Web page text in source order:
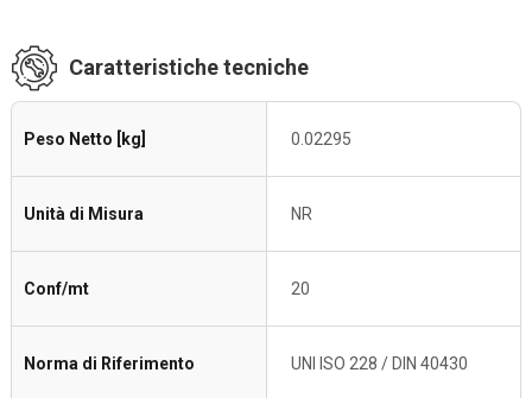
Caratteristiche tecniche
Peso Netto [kg] 0.02295
Unità di Misura NR
Conf/mt 20
Norma di Riferimento UNI ISO 228 / DIN 40430